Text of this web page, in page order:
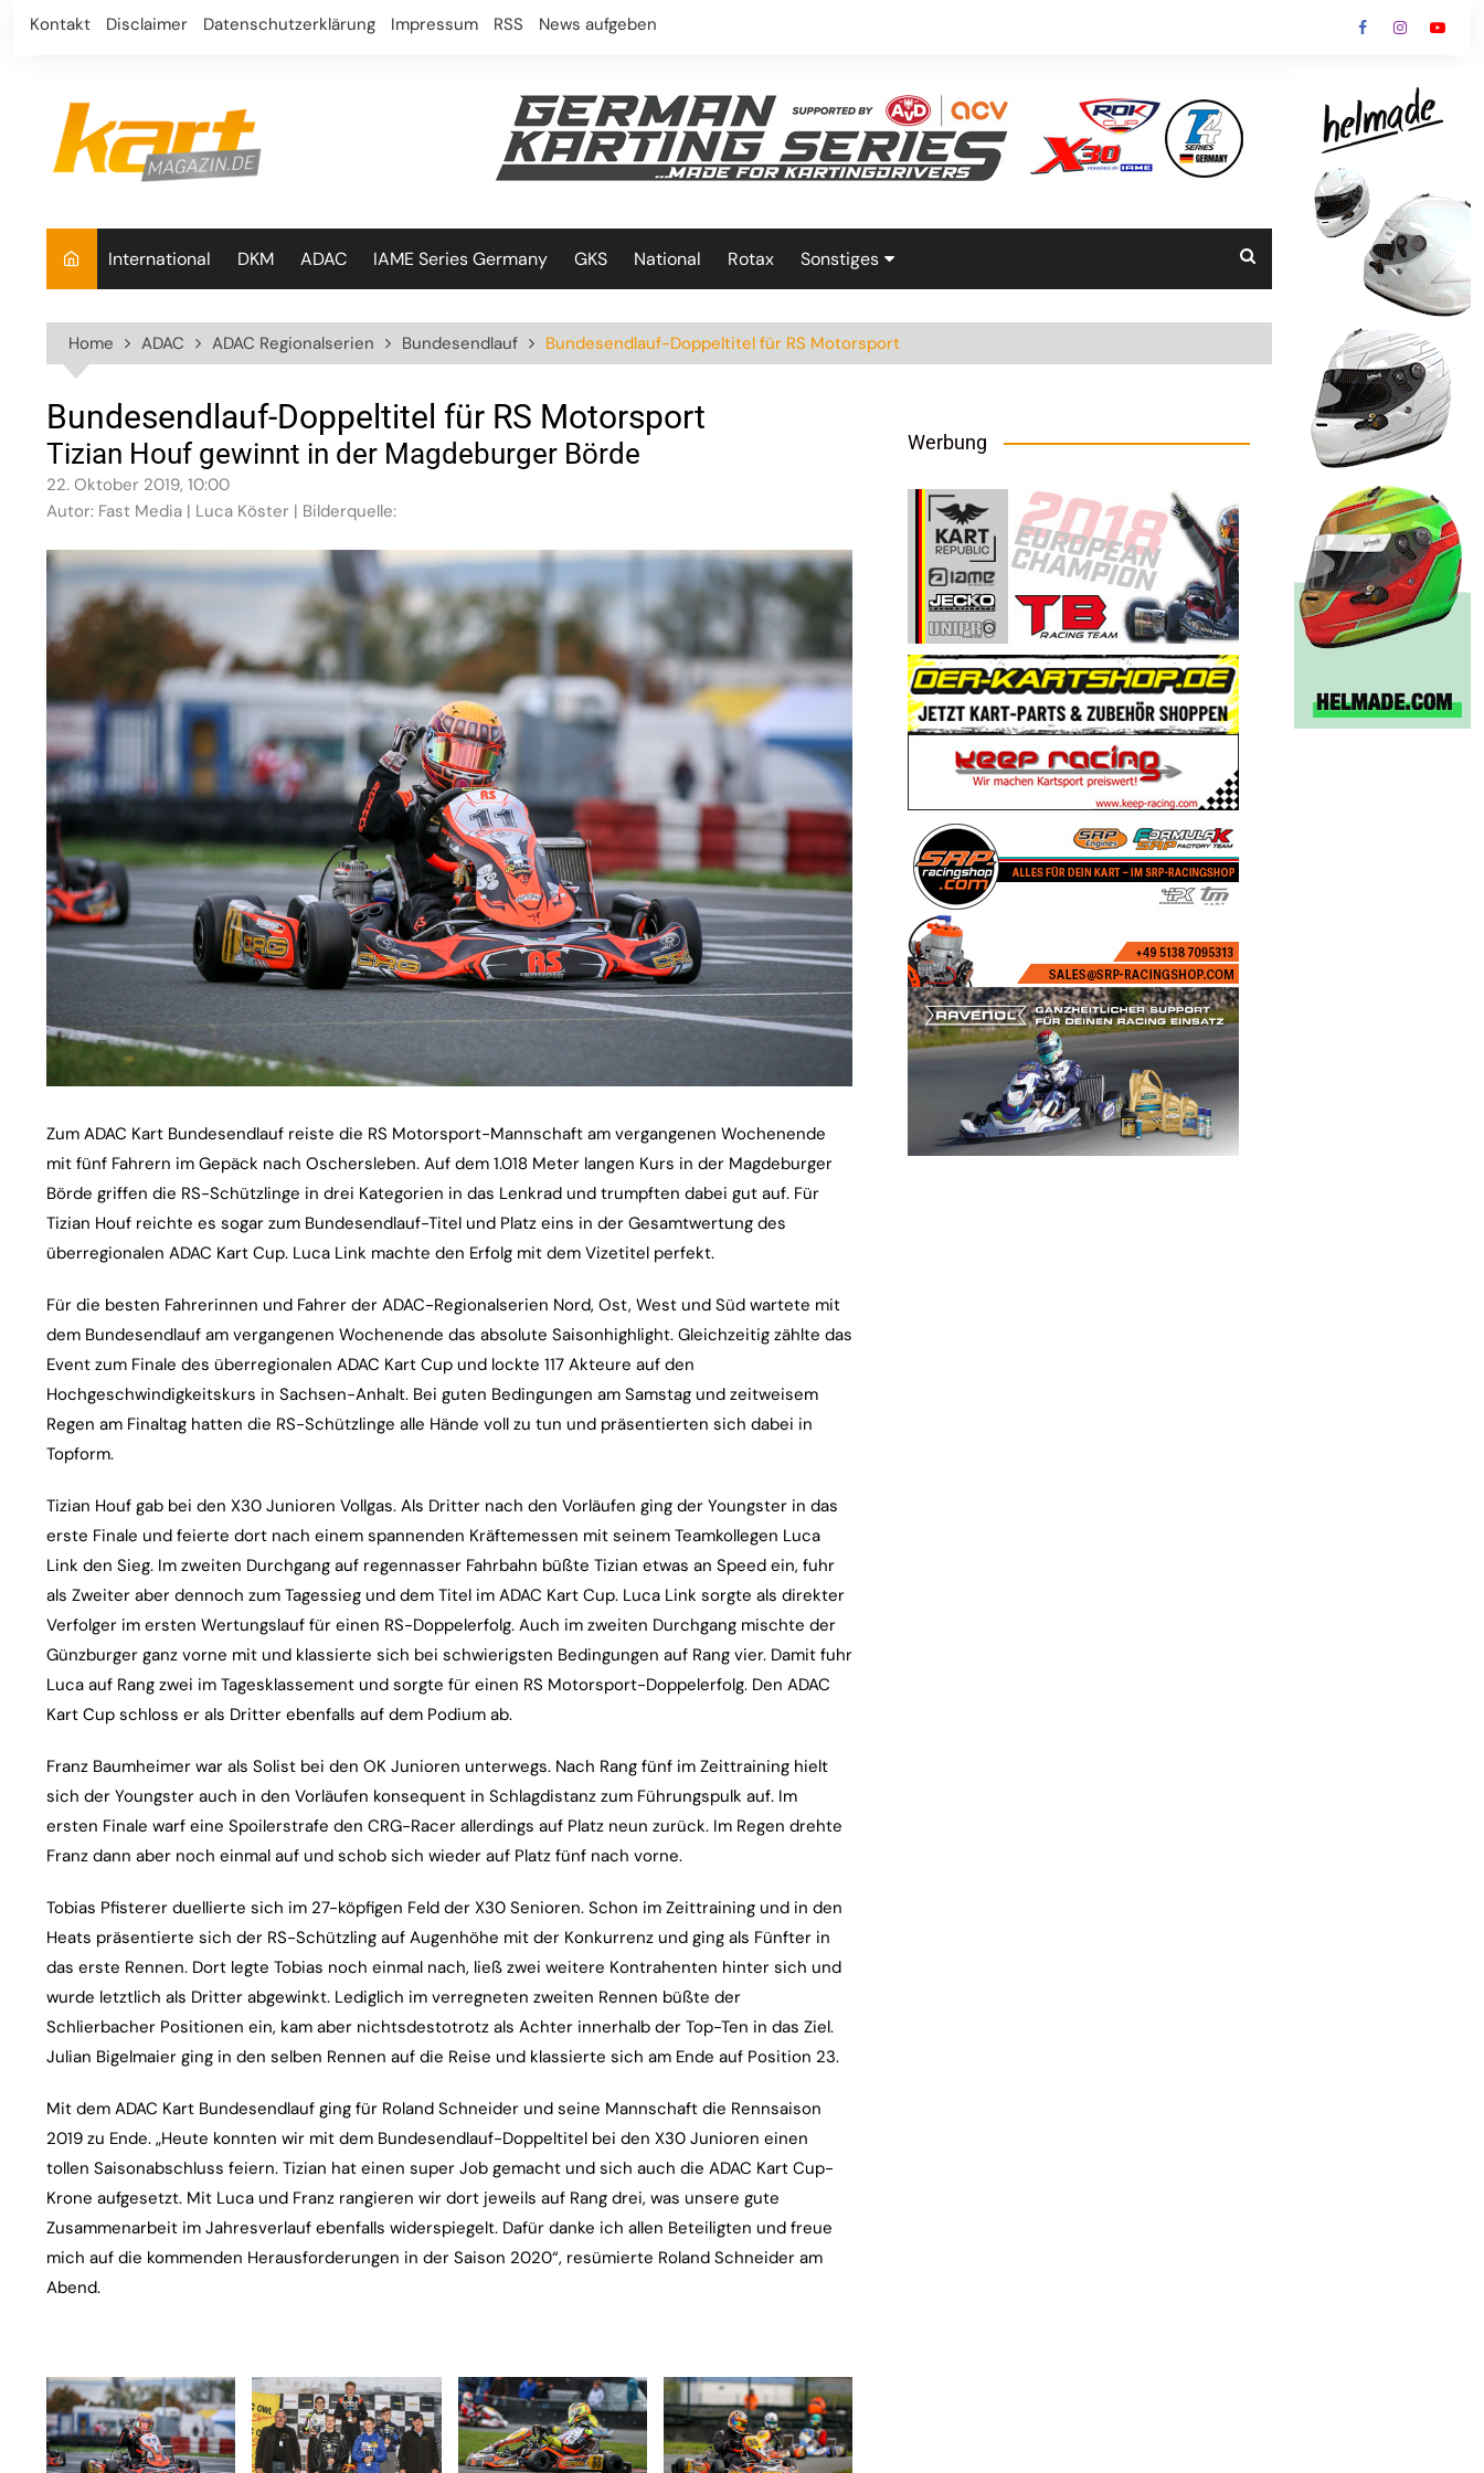
Skip
Kontakt Disclaimer Datenschutzerklärung Impressum RSS News aufgeben
International DKM ADAC IAME Series Germany GKS National Rotax Sonstiges
Home ADAC ADAC Regionalserien Bundesendlauf Bundesendlauf-Doppeltitel für RS Motorsport
Bundesendlauf-Doppeltitel für RS Motorsport
Tizian Houf gewinnt in der Magdeburger Börde
22. Oktober 2019, 10:00
Autor: Fast Media | Luca Köster | Bilderquelle:
Zum ADAC Kart Bundesendlauf reiste die RS Motorsport-Mannschaft am vergangenen Wochenende
mit fünf Fahrern im Gepäck nach Oschersleben. Auf dem 1.018 Meter langen Kurs in der Magdeburger
Börde griffen die RS-Schützlinge in drei Kategorien in das Lenkrad und trumpften dabei gut auf. Für
Tizian Houf reichte es sogar zum Bundesendlauf-Titel und Platz eins in der Gesamtwertung des
überregionalen ADAC Kart Cup. Luca Link machte den Erfolg mit dem Vizetitel perfekt.
Für die besten Fahrerinnen und Fahrer der ADAC-Regionalserien Nord, Ost, West und Süd wartete mit
dem Bundesendlauf am vergangenen Wochenende das absolute Saisonhighlight. Gleichzeitig zählte das
Event zum Finale des überregionalen ADAC Kart Cup und lockte 117 Akteure auf den
Hochgeschwindigkeitskurs in Sachsen-Anhalt. Bei guten Bedingungen am Samstag und zeitweisem
Regen am Finaltag hatten die RS-Schützlinge alle Hände voll zu tun und präsentierten sich dabei in
Topform.
Tizian Houf gab bei den X30 Junioren Vollgas. Als Dritter nach den Vorläufen ging der Youngster in das
erste Finale und feierte dort nach einem spannenden Kräftemessen mit seinem Teamkollegen Luca
Link den Sieg. Im zweiten Durchgang auf regennasser Fahrbahn büßte Tizian etwas an Speed ein, fuhr
als Zweiter aber dennoch zum Tagessieg und dem Titel im ADAC Kart Cup. Luca Link sorgte als direkter
Verfolger im ersten Wertungslauf für einen RS-Doppelerfolg. Auch im zweiten Durchgang mischte der
Günzburger ganz vorne mit und klassierte sich bei schwierigsten Bedingungen auf Rang vier. Damit fuhr
Luca auf Rang zwei im Tagesklassement und sorgte für einen RS Motorsport-Doppelerfolg. Den ADAC
Kart Cup schloss er als Dritter ebenfalls auf dem Podium ab.
Franz Baumheimer war als Solist bei den OK Junioren unterwegs. Nach Rang fünf im Zeittraining hielt
sich der Youngster auch in den Vorläufen konsequent in Schlagdistanz zum Führungspulk auf. Im
ersten Finale warf eine Spoilerstrafe den CRG-Racer allerdings auf Platz neun zurück. Im Regen drehte
Franz dann aber noch einmal auf und schob sich wieder auf Platz fünf nach vorne.
Tobias Pfisterer duellierte sich im 27-köpfigen Feld der X30 Senioren. Schon im Zeittraining und in den
Heats präsentierte sich der RS-Schützling auf Augenhöhe mit der Konkurrenz und ging als Fünfter in
das erste Rennen. Dort legte Tobias noch einmal nach, ließ zwei weitere Kontrahenten hinter sich und
wurde letztlich als Dritter abgewinkt. Lediglich im verregneten zweiten Rennen büßte der
Schlierbacher Positionen ein, kam aber nichtsdestotrotz als Achter innerhalb der Top-Ten in das Ziel.
Julian Bigelmaier ging in den selben Rennen auf die Reise und klassierte sich am Ende auf Position 23.
Mit dem ADAC Kart Bundesendlauf ging für Roland Schneider und seine Mannschaft die Rennsaison
2019 zu Ende. „Heute konnten wir mit dem Bundesendlauf-Doppeltitel bei den X30 Junioren einen
tollen Saisonabschluss feiern. Tizian hat einen super Job gemacht und sich auch die ADAC Kart Cup-
Krone aufgesetzt. Mit Luca und Franz rangieren wir dort jeweils auf Rang drei, was unsere gute
Zusammenarbeit im Jahresverlauf ebenfalls widerspiegelt. Dafür danke ich allen Beteiligten und freue
mich auf die kommenden Herausforderungen in der Saison 2020“, resümierte Roland Schneider am
Abend.
Werbung